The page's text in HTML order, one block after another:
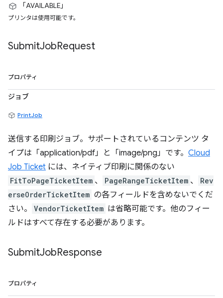
「AVAILABLE」
プリンタは使用可能です。
SubmitJobRequest
プロパティ
ジョブ
PrintJob
送信する印刷ジョブ。サポートされているコンテンツ タ
イプは「application/pdf」と「image/png」です。 Cloud
Job Ticket には、ネイティブ印刷に関係のない
FitToPageTicketItem 、 PageRangeTicketItem 、
Rev
erseOrderTicketItem の各フィールドを含めないでくだ
さい。
VendorTicketItem は省略可能です。他のフィー
ルドはすべて存在する必要があります。
SubmitJobResponse
プロパティ